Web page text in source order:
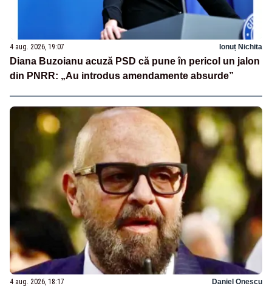
4 aug. 2026, 19:07 Ionuț Nichita
Diana Buzoianu acuză PSD că pune în pericol un jalon
din PNRR: „Au introdus amendamente absurde”
4 aug. 2026, 18:17 Daniel Onescu